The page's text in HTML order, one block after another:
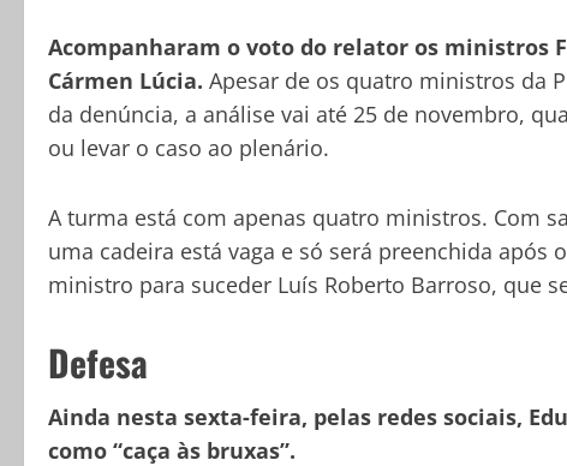
Acompanharam o voto do relator os ministros
Cármen Lúcia. Apesar de os quatro ministros da
da denúncia, a análise vai até 25 de novembro,
ou levar o caso ao plenário.
A turma está com apenas quatro ministros. Com
uma cadeira está vaga e só será preenchida após
ministro para suceder Luís Roberto Barroso, que
Defesa
Ainda nesta sexta-feira, pelas redes sociais,
como “caça às bruxas”.